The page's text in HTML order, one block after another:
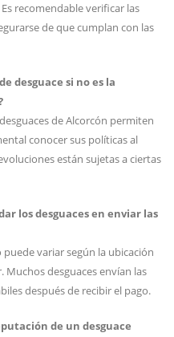
recomendable verificar las
de que cumplan con las
desguace si no es la
de Alcorcón permiten
conocer sus políticas al
están sujetas a ciertas
los desguaces en enviar las
variar según la ubicación
Muchos desguaces envían las
después de recibir el pago.
de un desguace